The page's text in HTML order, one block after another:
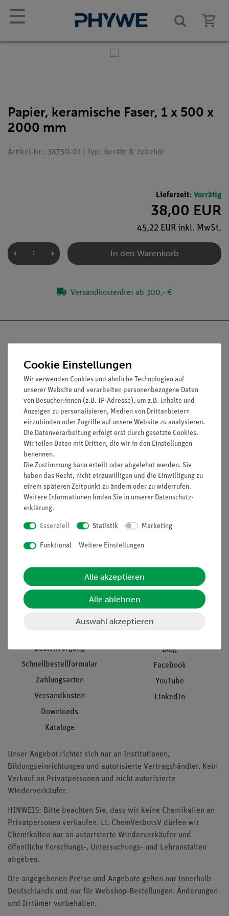
☰
Papier, keramische Faser, 1 x 500 x
2000 mm
Artikel-Nr.: 38750-01 | Typ: Geräte & Zubehör
Lieferzeit: Vorrätig
38,00 EUR
45,22 EUR inkl. MwSt.
In den Warenkorb
Versandkostenfrei ab 300,- €
Nach oben
Informationen
Projekte und Lösungen
Presse
Stellenangebote
Kontakt
Hinweisgeberschutz
Datenschutz
Service
Übersicht Service
Beratung & Showroom
Inventarisierungs- &
Einräumservice
Kundendienst
Download &
Support
Bestellvorgang
Schnellbestellformular
Zahlungsarten
Versandkosten
Downloads
Kataloge
Social Media
Blog
Facebook
YouTube
LinkedIn
Unser Angebot richtet sich nur an Institutionen,
Bildungseinrichtungen und autorisierte Vertragshändler. Kein
Verkauf an Privatpersonen und nicht autorisierte
Wiederverkäufer.
HINWEIS: Bitte beachten Sie, dass wir keine Chemikalien an
Privatpersonen verkaufen. Lt. ChemVerbotsV dürfen wir
Chemikalien nur an autorisierte Wiederverkäufer und
öffentliche Forschungs-, Untersuchungs- und Lehranstalten
abgeben.
Die angegebenen Preise und Angebote gelten nur innerhalb
Deutschlands und nur für Webshop-Bestellungen. Änderungen
und Irrtümer vorbehalten.
Cookie Einstellungen
Wir verwenden Cookies und ähnliche Technologien auf
unserer Website und verarbeiten personenbezogene Daten
von Besucher:innen (z.B. IP-Adresse), um z.B. Inhalte und
Anzeigen zu personalisieren, Medien von Drittanbietern
einzubinden oder Zugriffe auf unsere Website zu analysieren.
Die Datenverarbeitung erfolgt erst durch gesetzte Cookies.
Wir teilen Daten mit Dritten, die wir in den Einstellungen
benennen.
Die Zustimmung kann erteilt oder abgelehnt werden. Sie
haben das Recht, nicht einzuwilligen und die Einwilligung zu
einem späteren Zeitpunkt zu ändern oder zu widerrufen.
Weitere Informationen finden Sie in unserer Daten­schutz­
erklärung.
Essenziell Statistik Marketing
Funktional Weitere Einstellungen
Alle akzeptieren
Alle ablehnen
Auswahl akzeptieren